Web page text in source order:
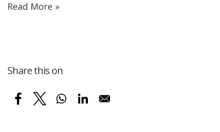
Read More »
Share this on